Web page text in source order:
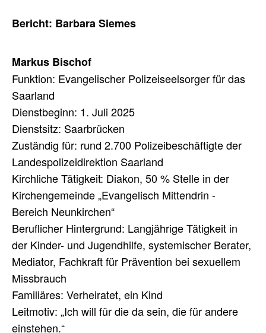
Bericht: Barbara Siemes
Markus Bischof
Funktion: Evangelischer Polizeiseelsorger für das
Saarland
Dienstbeginn: 1. Juli 2025
Dienstsitz: Saarbrücken
Zuständig für: rund 2.700 Polizeibeschäftigte der
Landespolizeidirektion Saarland
Kirchliche Tätigkeit: Diakon, 50 % Stelle in der
Kirchengemeinde „Evangelisch Mittendrin -
Bereich Neunkirchen“
Beruflicher Hintergrund: Langjährige Tätigkeit in
der Kinder- und Jugendhilfe, systemischer Berater,
Mediator, Fachkraft für Prävention bei sexuellem
Missbrauch
Familiäres: Verheiratet, ein Kind
Leitmotiv: „Ich will für die da sein, die für andere
einstehen.“